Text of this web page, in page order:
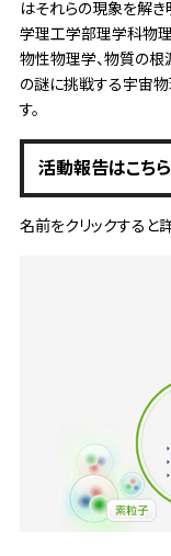
はそれらの現象を解
学理工学部理学科物
物性物理学、物質の
の謎に挑戦する宇宙
す。
活動報告はこちら
名前をクリックすると